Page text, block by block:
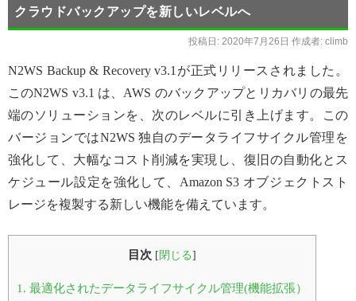
クラウドバックアップを新しいレベルへ
投稿日: 2020年7月26日 作成者: climb
N2WS Backup & Recovery v3.1が正式リリースされました。
このN2WS v3.1 は、AWS のバックアップとリカバリの最先
端のソリューションを、次のレベルに引き上げます。この
バージョンではN2WS 独自のデータライフサイクル管理を
強化して、大幅なコスト削減を実現し、復旧の自動化とス
ケジュール設定を強化して、Amazon S3 オブジェクトスト
レージを複製する新しい機能を備えています。
目次 [ 閉じる]
1. 最適化されたデータライフサイクル管理(機能拡張）